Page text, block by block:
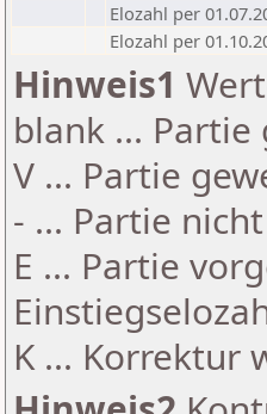
Elozahl per
Elozahl per
Hinweis1
blank ...
V ... Partie
- ... Partie
E ... Partie
K ... Korrektur